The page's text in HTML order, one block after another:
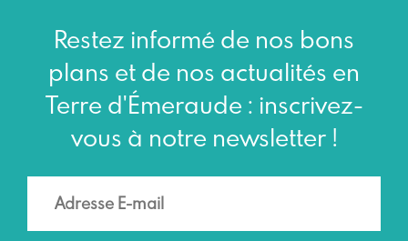
Restez informé de nos bons
plans et de nos actualités en
Terre d'Émeraude : inscrivez-
vous à notre newsletter !